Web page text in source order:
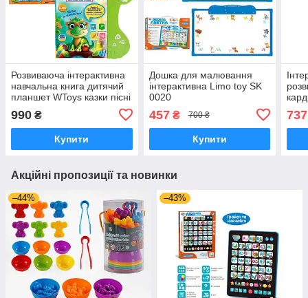
Розвиваюча інтерактивна
навчальна книга дитячий
планшет WToys казки пісні
сенсорна книжка
990 ₴
Купити
Дошка для малювання
інтерактивна Limo toy SK
0020
457₴ 700 ₴
Купити
737
Акційні пропозиції та новинки
–44% –43%